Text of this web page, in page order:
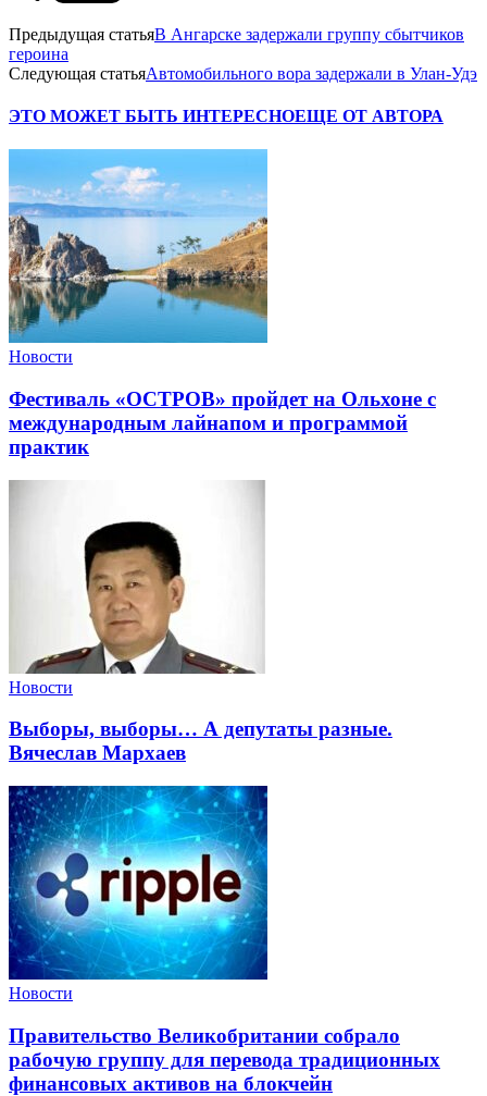
Предыдущая статьяВ Ангарске задержали группу сбытчиков
героина
Следующая статьяАвтомобильного вора задержали в Улан-Удэ
ЭТО МОЖЕТ БЫТЬ ИНТЕРЕСНОЕЩЕ ОТ АВТОРА
Новости
Фестиваль «ОСТРОВ» пройдет на Ольхоне с
международным лайнапом и программой
практик
Новости
Выборы, выборы… А депутаты разные.
Вячеслав Мархаев
Новости
Правительство Великобритании собрало
рабочую группу для перевода традиционных
финансовых активов на блокчейн